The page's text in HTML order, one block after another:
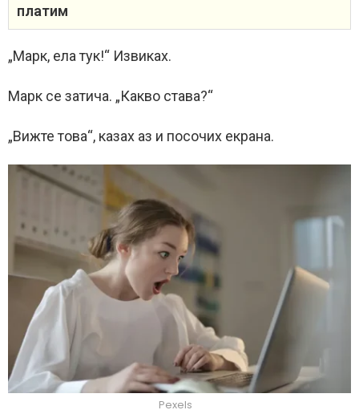
платим
„Марк, ела тук!“ Извиках.
Марк се затича. „Какво става?“
„Вижте това“, казах аз и посочих екрана.
Pexels